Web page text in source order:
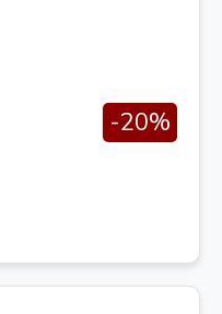
-20%